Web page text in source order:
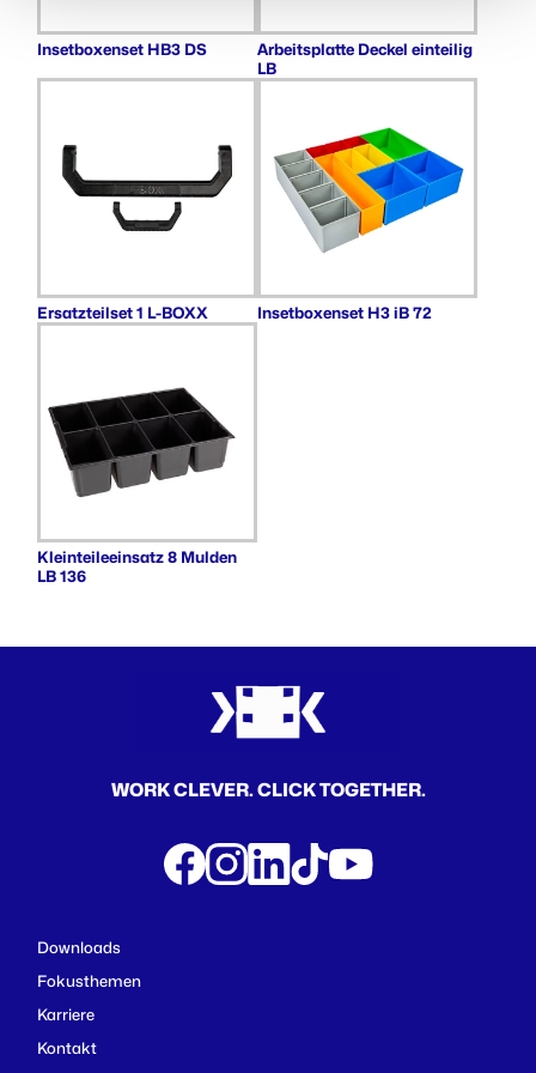
Insetboxenset HB3 DS
Arbeitsplatte Deckel einteilig
LB
Ersatzteilset 1 L-BOXX Insetboxenset H3 iB 72
Kleinteileeinsatz 8 Mulden
LB 136
WORK CLEVER. CLICK TOGETHER.
Downloads
Fokusthemen
Karriere
Kontakt